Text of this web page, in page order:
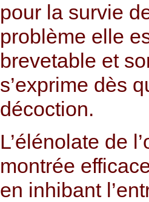
pour la survie
problème elle
brevetable et
s’exprime dès
décoction.
L’élénolate de
montrée
en inhibant